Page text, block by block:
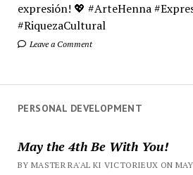
expresión! 💖 #ArteHenna
#RiquezaCultural
Leave a Comment
PERSONAL DEVELOPMENT
May the 4th Be With You!
BY MASTER RA'AL KI VICTORIEUX ON